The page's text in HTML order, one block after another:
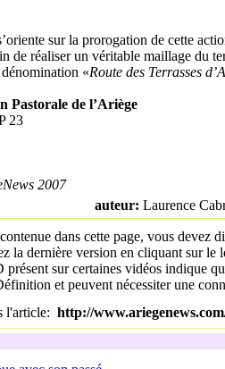
sur la prorogation de cette
de réaliser un véritable maillage du
«Route des Terrasses
Pastorale de l’Ariège
23
2007
auteur: Laurence
dans cette page, vous devez
la dernière version en cliquant sur le
sur certaines vidéos indique
et peuvent nécessiter une
l'article: http://